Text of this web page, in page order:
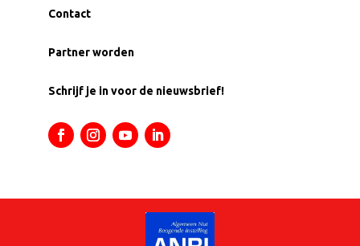
Contact
Partner worden
Schrijf je in voor de nieuwsbrief!